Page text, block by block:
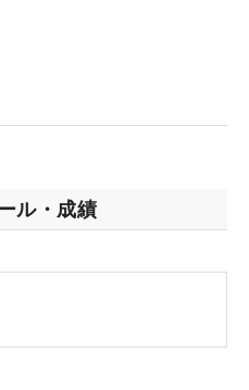
ル・成績